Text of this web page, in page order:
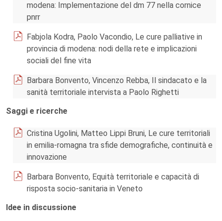
modena: Implementazione del dm 77 nella cornice
pnrr
Fabjola Kodra, Paolo Vacondio, Le cure palliative in
provincia di modena: nodi della rete e implicazioni
sociali del fine vita
Barbara Bonvento, Vincenzo Rebba, Il sindacato e la
sanità territoriale intervista a Paolo Righetti
Saggi e ricerche
Cristina Ugolini, Matteo Lippi Bruni, Le cure territoriali
in emilia-romagna tra sfide demografiche, continuità e
innovazione
Barbara Bonvento, Equità territoriale e capacità di
risposta socio-sanitaria in Veneto
Idee in discussione